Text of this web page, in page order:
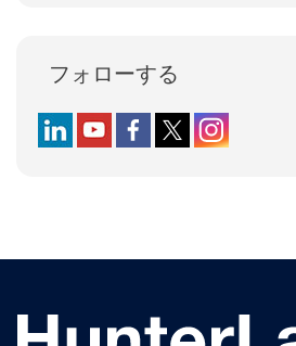
フォローする
Follow us on LinkedIn
Follow us on YouTube
Follow us on Facebook
Follow us on X
Follow us on